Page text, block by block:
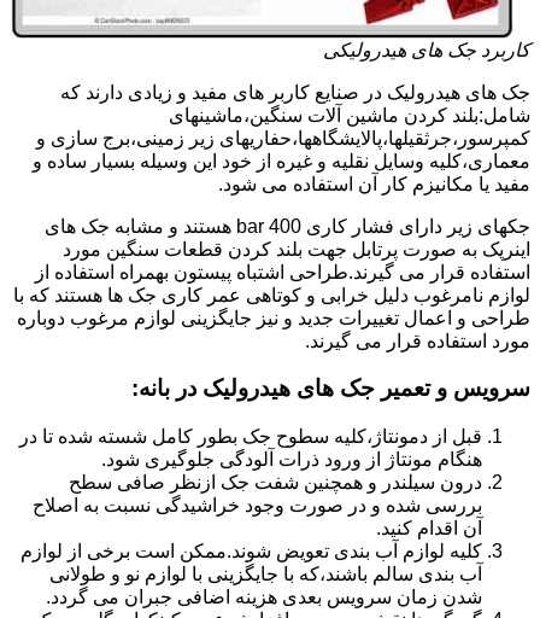
کاربرد جک های هیدرولیکی
جک های هیدرولیک در صنایع کاربر های مفید و زیادی دارند که
شامل:بلند کردن ماشین آلات سنگین،ماشینهای
کمپرسور،جرثقیلها،پالایشگاهها،حفاریهای زیر زمینی،برج سازی و
معماری،کلیه وسایل نقلیه و غیره از خود این وسیله بسیار ساده و
مفید یا مکانیزم کار آن استفاده می شود.
جکهای زیر دارای فشار کاری 400 bar هستند و مشابه جک های
اینرپک به صورت پرتابل جهت بلند کردن قطعات سنگین مورد
استفاده قرار می گیرند.طراحی اشتباه پیستون بهمراه استفاده از
لوازم نامرغوب دلیل خرابی و کوتاهی عمر کاری جک ها هستند که با
طراحی و اعمال تغییرات جدید و نیز جایگزینی لوازم مرغوب دوباره
مورد استفاده قرار می گیرند.
سرویس و تعمیر جک های هیدرولیک در بانه:
قبل از دمونتاژ،کلیه سطوح جک بطور کامل شسته شده تا در
هنگام مونتاژ از ورود ذرات آلودگی جلوگیری شود.
درون سیلندر و همچنین شفت جک ازنظر صافی سطح
بررسی شده و در صورت وجود خراشیدگی نسبت به اصلاح
آن اقدام کنید.
کلیه لوازم آب بندی تعویض شوند.ممکن است برخی از لوازم
آب بندی سالم باشند،که با جایگزینی با لوازم نو و طولانی
شدن زمان سرویس بعدی هزینه اضافی جبران می گردد.